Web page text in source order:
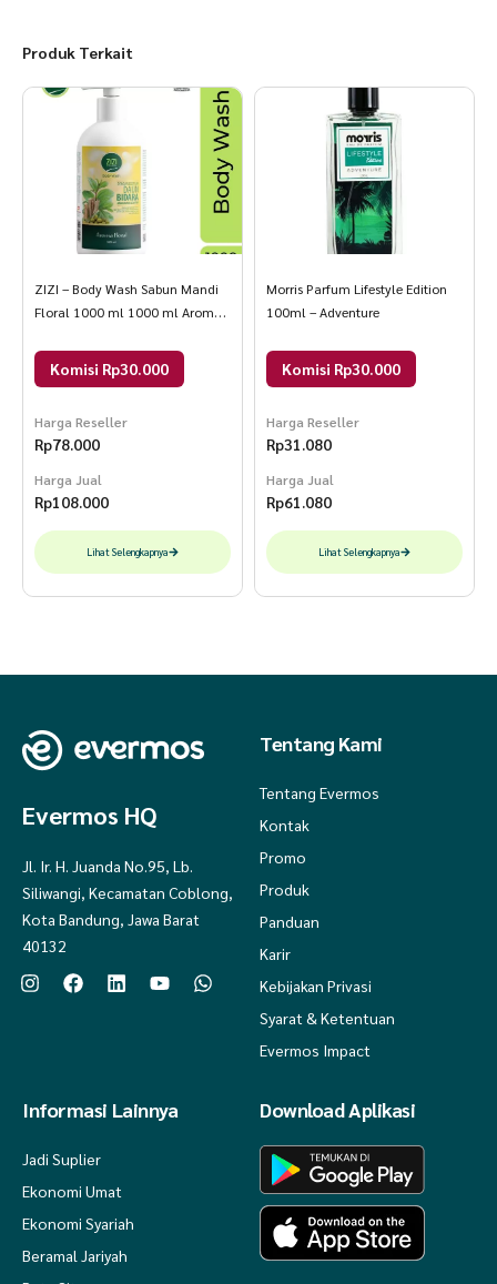
Produk Terkait
ZIZI – Body Wash Sabun Mandi
Floral 1000 ml 1000 ml Aroma
Komisi Rp30.000
Harga Reseller
Rp78.000
Harga Jual
Rp108.000
Lihat Selengkapnya
Morris Parfum Lifestyle Edition
100ml – Adventure
Komisi Rp30.000
Harga Reseller
Rp31.080
Harga Jual
Rp61.080
Lihat Selengkapnya
Evermos HQ
Jl. Ir. H. Juanda No.95, Lb.
Siliwangi, Kecamatan Coblong,
Kota Bandung, Jawa Barat
40132
Tentang Kami
Tentang Evermos
Kontak
Promo
Produk
Panduan
Karir
Kebijakan Privasi
Syarat & Ketentuan
Evermos Impact
Informasi Lainnya
Jadi Suplier
Ekonomi Umat
Ekonomi Syariah
Beramal Jariyah
Download Aplikasi